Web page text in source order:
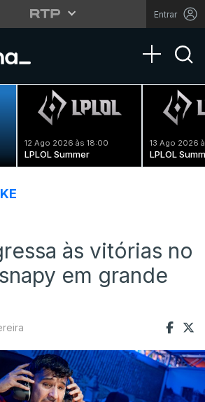
Entrar
Toggle
12 Ago 2026 às 18:00
LPLOL Summer
13 Ago 2026
LPLOL
às vitórias no
em grande